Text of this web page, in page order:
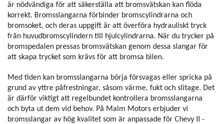
är nödvändiga för att säkerställa att bromsvätskan kan flöda
korrekt. Bromsslangarna förbinder bromscylindrarna och
bromsoket, och deras uppgift är att överföra hydrauliskt tryck
från huvudbromscylindern till hjulcylindrarna. När du trycker på
bromspedalen pressas bromsvätskan genom dessa slangar för
att skapa trycket som krävs för att bromsa bilen.
Med tiden kan bromsslangarna börja försvagas eller spricka på
grund av yttre påfrestningar, såsom värme, fukt och slitage. Det
är därför viktigt att regelbundet kontrollera bromsslangarna
och byta ut dem vid behov. På Malm Motors erbjuder vi
bromsslangar av hög kvalitet som är anpassade för Chevy II -